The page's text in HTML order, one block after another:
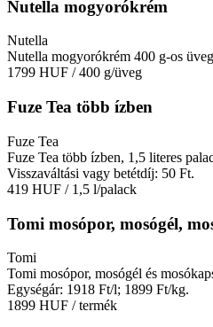
Nutella mogyorókrém
Nutella
Nutella mogyorókrém 400 g-os
1799 HUF / 400 g/üveg
Fuze Tea több ízben
Fuze Tea
Fuze Tea több ízben, 1,5 literes
Visszaváltási vagy betétdíj: 50 Ft.
419 HUF / 1,5 l/palack
Tomi mosópor, mosógél,
Tomi
Tomi mosópor, mosógél és
Egységár: 1918 Ft/l; 1899 Ft/kg.
1899 HUF / termék